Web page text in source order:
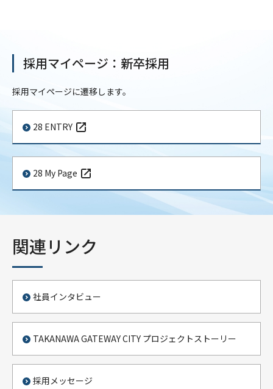
採用マイページ：新卒採用
採用マイページに遷移します。
28 ENTRY
28 My Page
関連リンク
社員インタビュー
TAKANAWA GATEWAY CITY プロジェクトストーリー
採用メッセージ